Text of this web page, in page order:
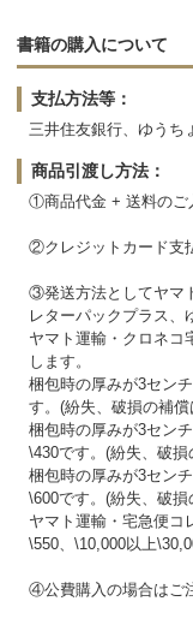
書籍の購入について
支払方法等：
三井住友銀行、ゆうち
商品引渡し方法：
①商品代金 + 送料のご
②クレジットカード支
③発送方法としてヤマ
レターパックプラス、
ヤマト運輸・クロネコ
します。
梱包時の厚みが3セン
す。(紛失、破損の補償
梱包時の厚みが3セン
\430です。(紛失、破損
梱包時の厚みが3セン
\600です。(紛失、破損
ヤマト運輸・宅急便コ
\550、\10,000以上
④公費購入の場合はご